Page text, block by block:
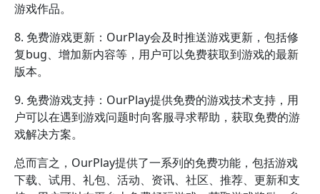
游戏作品。
8. 免费游戏更新：OurPlay会及时推送游戏更新，包括修
复bug、增加新内容等，用户可以免费获取到游戏的最新
版本。
9. 免费游戏支持：OurPlay提供免费的游戏技术支持，用
户可以在遇到游戏问题时向客服寻求帮助，获取免费的游
戏解决方案。
总而言之，OurPlay提供了一系列的免费功能，包括游戏
下载、试用、礼包、活动、资讯、社区、推荐、更新和支